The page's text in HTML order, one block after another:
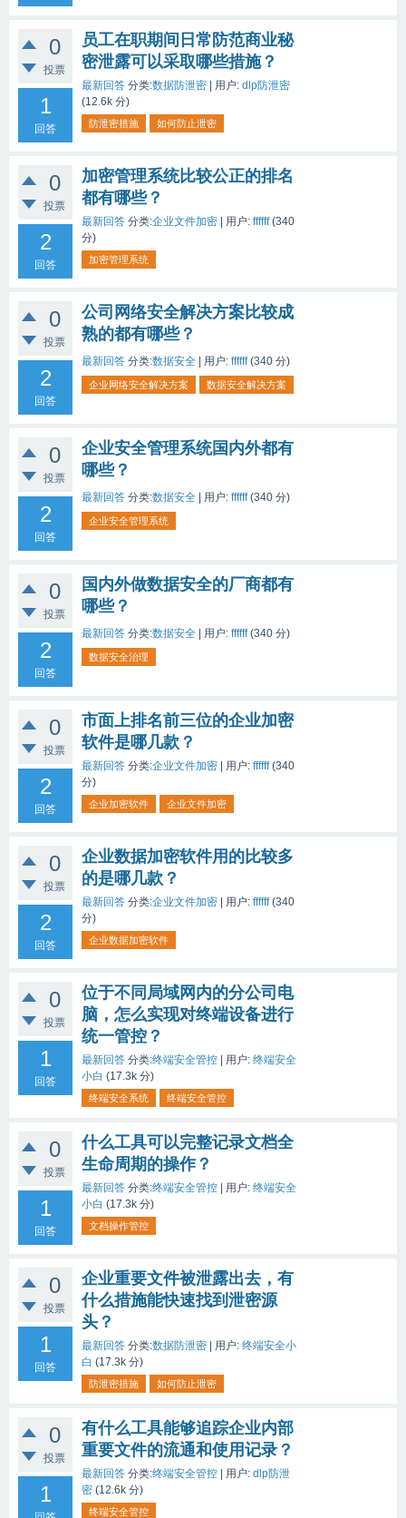
0
投票
1
回答
员工在职期间日常防范商业秘
密泄露可以采取哪些措施？
最新回答 分类:数据防泄密 用户: dlp防泄密
(12.6k 分)
防泄密措施 如何防止泄密
0
投票
2
回答
加密管理系统比较公正的排名
都有哪些？
最新回答 分类:企业文件加密 用户: ffffff (340
分)
加密管理系统
0
投票
2
回答
公司网络安全解决方案比较成
熟的都有哪些？
最新回答 分类:数据安全 | 用户: ffffff (340 分)
企业网络安全解决方案 数据安全解决方案
0
投票
2
回答
企业安全管理系统国内外都有
哪些？
最新回答 分类:数据安全 | 用户: ffffff (340 分)
企业安全管理系统
0
投票
2
回答
国内外做数据安全的厂商都有
哪些？
最新回答 分类:数据安全 | 用户: ffffff (340 分)
数据安全治理
0
投票
2
回答
市面上排名前三位的企业加密
软件是哪几款？
最新回答 分类:企业文件加密 用户: ffffff (340
分)
企业加密软件 企业文件加密
0
投票
2
回答
企业数据加密软件用的比较多
的是哪几款？
最新回答 分类:企业文件加密 用户: ffffff (340
分)
企业数据加密软件
0
投票
1
回答
位于不同局域网内的分公司电
脑，怎么实现对终端设备进行
统一管控？
最新回答 分类:终端安全管控 用户: 终端安全
小白 (17.3k 分)
终端安全系统 终端安全管控
0
投票
1
回答
什么工具可以完整记录文档全
生命周期的操作？
最新回答 分类:终端安全管控 用户: 终端安全
小白 (17.3k 分)
文档操作管控
0
投票
1
回答
企业重要文件被泄露出去，有
什么措施能快速找到泄密源
头？
最新回答 分类:数据防泄密 用户: 终端安全小
白 (17.3k 分)
防泄密措施 如何防止泄密
0
投票
1
有什么工具能够追踪企业内部
重要文件的流通和使用记录？
最新回答 分类:终端安全管控 用户: dlp防泄
密 (12.6k 分)
终端安全管控